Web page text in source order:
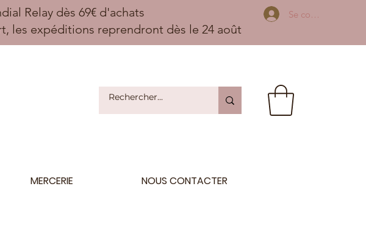
Relay dès 69€ d'achats
les expéditions reprendront dès le 24 août
Se connecter
MERCERIE NOUS CONTACTER